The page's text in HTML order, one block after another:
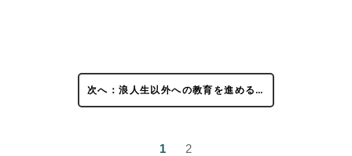
次へ：浪人生以外への教育を進める…
1 2